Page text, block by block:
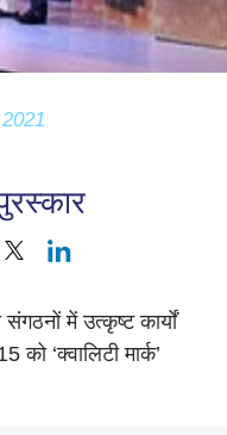
में उत्कृष्ट कार्यों
‘क्वालिटी मार्क’